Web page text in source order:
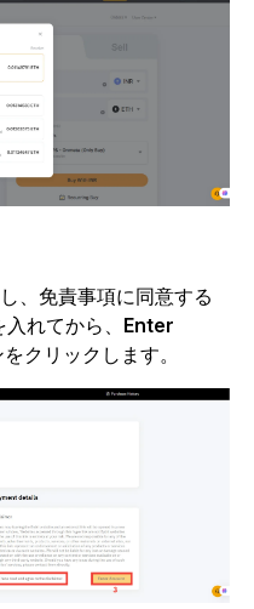
、免責事項に同意する
れてから、 Enter
クリックします。